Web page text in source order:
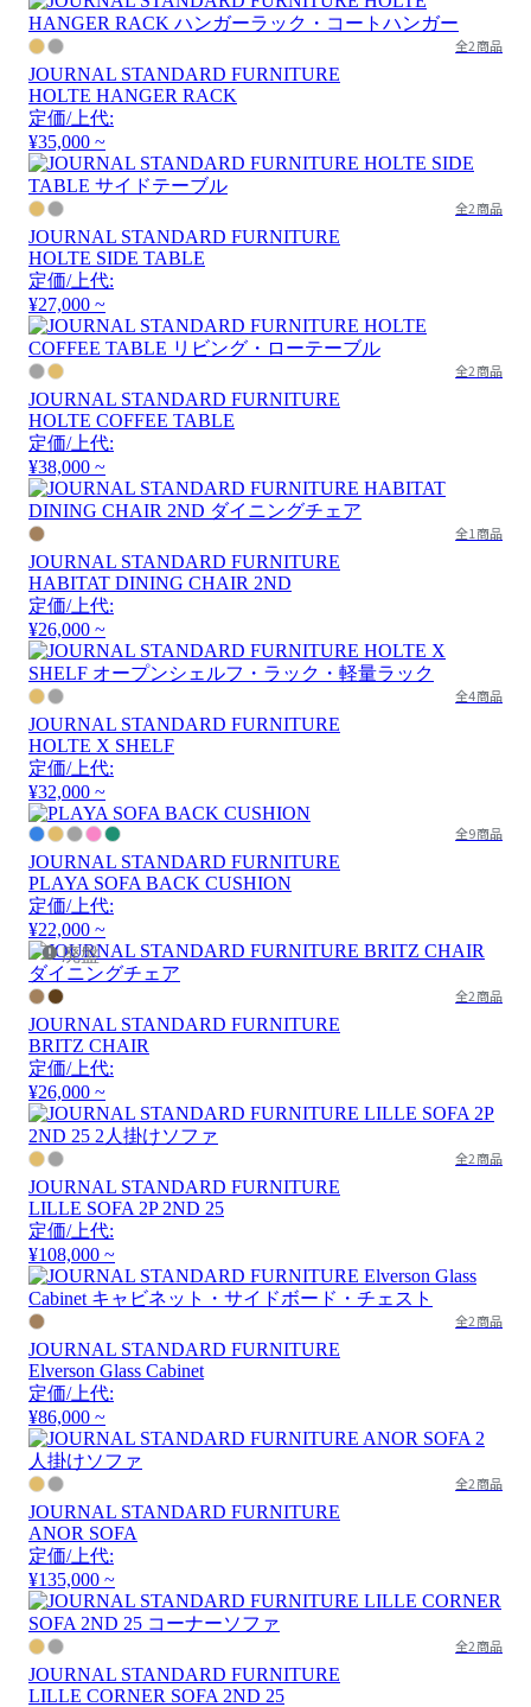
全2商品
JOURNAL STANDARD FURNITURE
HOLTE HANGER RACK
定価/上代:
¥35,000 ~
全2商品
JOURNAL STANDARD FURNITURE
HOLTE SIDE TABLE
定価/上代:
¥27,000 ~
全2商品
JOURNAL STANDARD FURNITURE
HOLTE COFFEE TABLE
定価/上代:
¥38,000 ~
全1商品
JOURNAL STANDARD FURNITURE
HABITAT DINING CHAIR 2ND
定価/上代:
¥26,000 ~
全4商品
JOURNAL STANDARD FURNITURE
HOLTE X SHELF
定価/上代:
¥32,000 ~
全9商品
JOURNAL STANDARD FURNITURE
PLAYA SOFA BACK CUSHION
定価/上代:
¥22,000 ~
廃盤
全2商品
JOURNAL STANDARD FURNITURE
BRITZ CHAIR
定価/上代:
¥26,000 ~
全2商品
JOURNAL STANDARD FURNITURE
LILLE SOFA 2P 2ND 25
定価/上代:
¥108,000 ~
全2商品
JOURNAL STANDARD FURNITURE
Elverson Glass Cabinet
定価/上代:
¥86,000 ~
全2商品
JOURNAL STANDARD FURNITURE
ANOR SOFA
定価/上代:
¥135,000 ~
全2商品
JOURNAL STANDARD FURNITURE
LILLE CORNER SOFA 2ND 25